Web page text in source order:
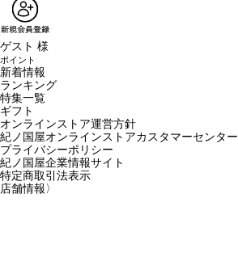
ゲスト 様
ポイント
新着情報
ランキング
特集一覧
ギフト
オンラインストア運営方針
紀ノ国屋オンラインストアカスタマーセンター
プライバシーポリシー
紀ノ国屋企業情報サイト
特定商取引法表示
店舗情報〉